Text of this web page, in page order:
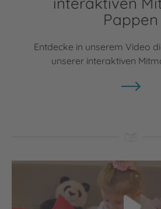
Pappen
Entdecke in unserem Video
unserer interaktiven